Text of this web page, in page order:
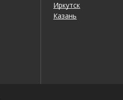
Иркутск
Казань